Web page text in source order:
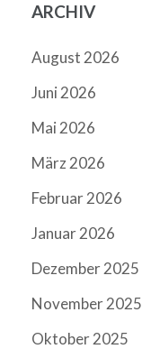
ARCHIV
August 2026
Juni 2026
Mai 2026
März 2026
Februar 2026
Januar 2026
Dezember 2025
November 2025
Oktober 2025